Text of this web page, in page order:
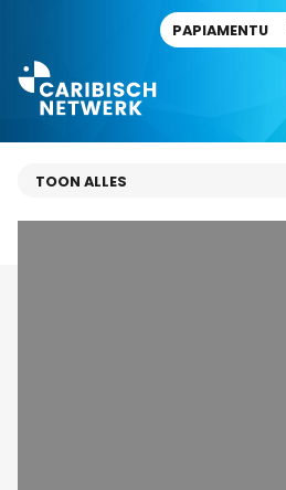
PAPIAMENTU